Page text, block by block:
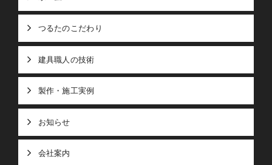
つるたのこだわり
建具職人の技術
製作・施工実例
お知らせ
会社案内